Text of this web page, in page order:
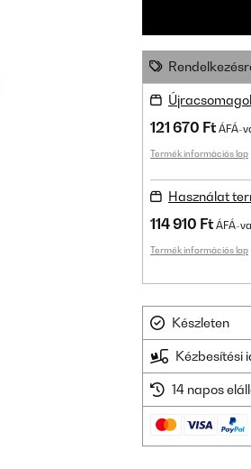
121 670 Ft ÁFÁ-
Termék információs lap
Használat
114 910 Ft ÁFÁ-val
Termék információs lap
Készleten
Kézbesítési
14 napos